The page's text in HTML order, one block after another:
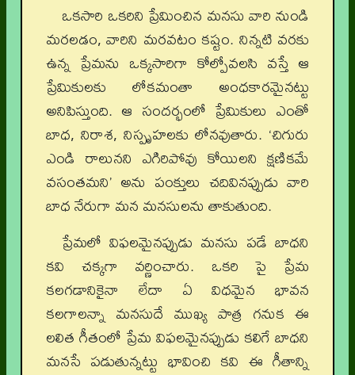
ఒకసారి ఒకరిని ప్రేమించిన మనసు వారి నుండి
మరలడం, వారిని మరవటం కష్టం. నిన్నటి వరకు
ఉన్న ప్రేమను ఒక్కసారిగా కోల్పోవలసి వస్తే ఆ
ప్రేమికులకు లోకమంతా అంధకారమైనట్టు
అనిపిస్తుంది. ఆ సందర్భంలో ప్రేమికులు ఎంతో
బాధ, నిరాశ, నిస్పృహలకు లోనవుతారు. ‘చిగురు
ఎండి రాలునని ఎగిరిపోవు కోయిలని క్షణికమే
వసంతమని’ అను పంక్తులు చదివినప్పుడు వారి
బాధ నేరుగా మన మనసులను తాకుతుంది.
ప్రేమలో విఫలమైనప్పుడు మనసు పడే బాధని
కవి చక్కగా వర్ణించారు. ఒకరి పై ప్రేమ
కలగడానికైనా లేదా ఏ విధమైన భావన
కలగాలన్నా మనసుదే ముఖ్య పాత్ర గనుక ఈ
లలిత గీతంలో ప్రేమ విఫలమైనప్పుడు కలిగే బాధని
మనసే పడుతున్నట్టు భావించి కవి ఈ గీతాన్ని